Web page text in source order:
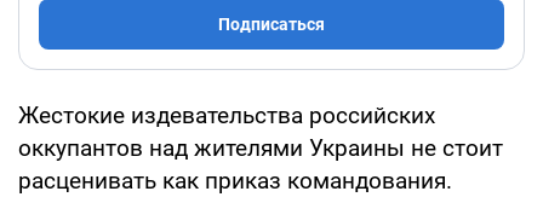
Подписаться
Жестокие издевательства российских
оккупантов над жителями Украины не стоит
расценивать как приказ командования.